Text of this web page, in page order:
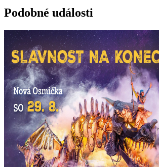
Podobné události